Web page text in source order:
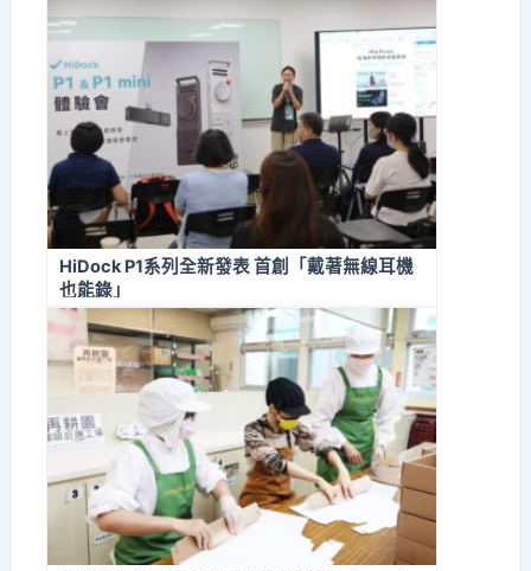
HiDock P1系列全新發表 首創「戴著無線耳機
也能錄」